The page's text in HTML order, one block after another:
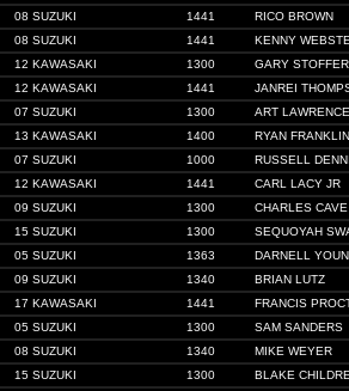
08 SUZUKI 1441
RICO BROWN
08 SUZUKI 1441
KENNY
12 KAWASAKI 1300
GARY STOFFER
12 KAWASAKI 1441
JANREI
07 SUZUKI 1300
ART LAWRENCE
13 KAWASAKI 1400
RYAN FRANKLIN
07 SUZUKI 1000
RUSSELL
12 KAWASAKI 1441
CARL LACY JR
09 SUZUKI 1300
CHARLES CAVE
15 SUZUKI 1300
SEQUOYAH
05 SUZUKI 1363
DARNELL
09 SUZUKI 1340
BRIAN LUTZ
17 KAWASAKI 1441
FRANCIS
05 SUZUKI 1300
SAM SANDERS
08 SUZUKI 1340
MIKE WEYER
15 SUZUKI 1300
BLAKE